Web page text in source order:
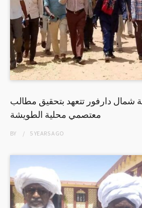
شمال دارفور تتعهد بتحقيق مطالب
معتصمي محلية الطويشة
BY 5 YEARSAGO